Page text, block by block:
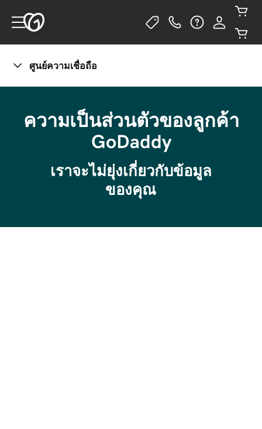
ศูนย์ความเชื่อถือ
ความเป็นส่วนตัวของลูกค้า
GoDaddy
เราจะไม่ยุ่งเกี่ยวกับข้อมูล
ของคุณ